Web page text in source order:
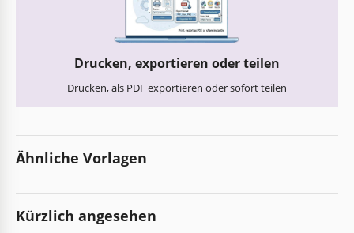
Drucken, exportieren oder teilen
Drucken, als PDF exportieren oder sofort teilen
Ähnliche Vorlagen
Kürzlich angesehen